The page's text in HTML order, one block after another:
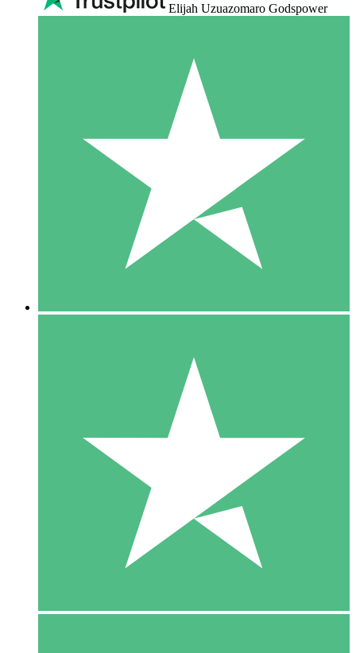
Elijah Uzuazomaro Godspower